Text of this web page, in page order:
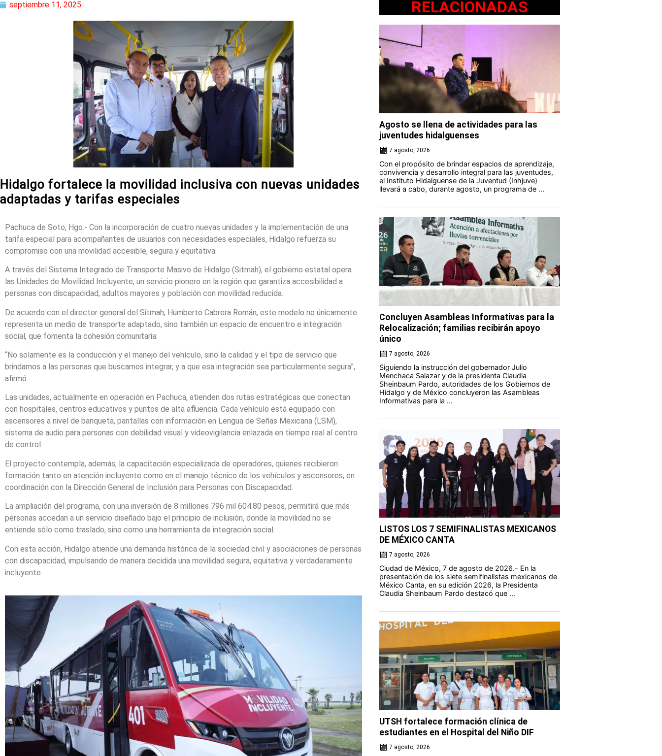
septiembre 11, 2025
Hidalgo fortalece la movilidad inclusiva con nuevas unidades
adaptadas y tarifas especiales
Pachuca de Soto, Hgo.- Con la incorporación de cuatro nuevas unidades y la implementación de una
tarifa especial para acompañantes de usuarios con necesidades especiales, Hidalgo refuerza su
compromiso con una movilidad accesible, segura y equitativa.
A través del Sistema Integrado de Transporte Masivo de Hidalgo (Sitmah), el gobierno estatal opera
las Unidades de Movilidad Incluyente, un servicio pionero en la región que garantiza accesibilidad a
personas con discapacidad, adultos mayores y población con movilidad reducida.
De acuerdo con el director general del Sitmah, Humberto Cabrera Román, este modelo no únicamente
representa un medio de transporte adaptado, sino también un espacio de encuentro e integración
social, que fomenta la cohesión comunitaria:
“No solamente es la conducción y el manejo del vehículo, sino la calidad y el tipo de servicio que
brindamos a las personas que buscamos integrar, y a que esa integración sea particularmente segura”,
afirmó.
Las unidades, actualmente en operación en Pachuca, atienden dos rutas estratégicas que conectan
con hospitales, centros educativos y puntos de alta afluencia. Cada vehículo está equipado con
ascensores a nivel de banqueta, pantallas con información en Lengua de Señas Mexicana (LSM),
sistema de audio para personas con debilidad visual y videovigilancia enlazada en tiempo real al centro
de control.
El proyecto contempla, además, la capacitación especializada de operadores, quienes recibieron
formación tanto en atención incluyente como en el manejo técnico de los vehículos y ascensores, en
coordinación con la Dirección General de Inclusión para Personas con Discapacidad.
La ampliación del programa, con una inversión de 8 millones 796 mil 604.80 pesos, permitirá que más
personas accedan a un servicio diseñado bajo el principio de inclusión, donde la movilidad no se
entiende sólo como traslado, sino como una herramienta de integración social.
Con esta acción, Hidalgo atiende una demanda histórica de la sociedad civil y asociaciones de personas
con discapacidad, impulsando de manera decidida una movilidad segura, equitativa y verdaderamente
incluyente.
RELACIONADAS
Agosto se llena de actividades para las
juventudes hidalguenses
7 agosto, 2026
Con el propósito de brindar espacios de aprendizaje,
convivencia y desarrollo integral para las juventudes,
el Instituto Hidalguense de la Juventud (Inhjuve)
llevará a cabo, durante agosto, un programa de ...
Concluyen Asambleas Informativas para la
Relocalización; familias recibirán apoyo
único
7 agosto, 2026
Siguiendo la instrucción del gobernador Julio
Menchaca Salazar y de la presidenta Claudia
Sheinbaum Pardo, autoridades de los Gobiernos de
Hidalgo y de México concluyeron las Asambleas
Informativas para la ...
LISTOS LOS 7 SEMIFINALISTAS MEXICANOS
DE MÉXICO CANTA
7 agosto, 2026
Ciudad de México, 7 de agosto de 2026.- En la
presentación de los siete semifinalistas mexicanos de
México Canta, en su edición 2026, la Presidenta
Claudia Sheinbaum Pardo destacó que ...
UTSH fortalece formación clínica de
estudiantes en el Hospital del Niño DIF
7 agosto, 2026